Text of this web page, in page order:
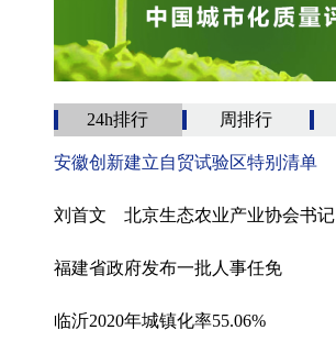
24h排行 周排行
安徽创新建立自贸试验区特别清单
刘首文 北京生态农业产业协会书记
福建省政府发布一批人事任免
临沂2020年城镇化率55.06%